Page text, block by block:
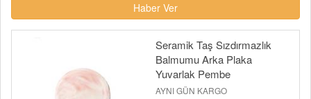
Haber Ver
Seramik Taş Sızdırmazlık
Balmumu Arka Plaka
Yuvarlak Pembe
AYNI GÜN KARGO